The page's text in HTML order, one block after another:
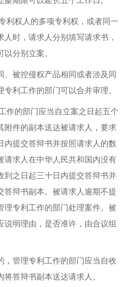
利权人的多项专利权，或者同一
时，请求人分别填写请求书，
分别立案。
、被控侵权产品相同或者涉及同
利工作的部门可以合并审理。
作的部门应当自立案之日起五个
附件的副本送达被请求人，要求
内提交答辩书并按照请求人的数
请求人在中华人民共和国内没有
到之日起三十日内提交答辩书并
答辩书副本。被请求人逾期不提
理专利工作的部门处理案件。被
说明理由，是否准许，由合议组
，管理专利工作的部门应当自收
答辩书副本送达请求人。